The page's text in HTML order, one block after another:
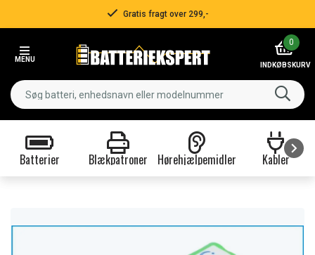
Gratis fragt over 299,-
MENU
0
INDKØBSKURV
Batterier Blækpatroner Hørehjælpemidler Kabler